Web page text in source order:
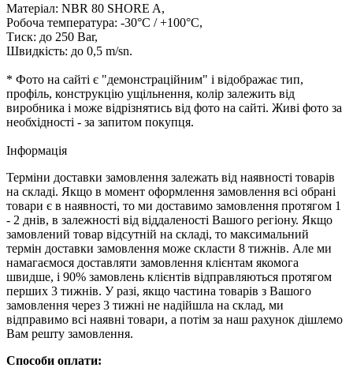
Матеріал: NBR 80 SHORE A,
Робоча температура: -30°C / +100°C,
Тиск: до 250 Bar,
Швидкість: до 0,5 m/sn.
* Фото на сайті є "демонстраційним" і відображає тип,
профіль, конструкцію ущільнення, колір залежить від
виробника і може відрізнятись від фото на сайті. Живі фото за
необхідності - за запитом покупця.
Iнформація
Терміни доставки замовлення залежать від наявності товарів
на складі. Якщо в момент оформлення замовлення всі обрані
товари є в наявності, то ми доставимо замовлення протягом 1
- 2 днів, в залежності від віддаленості Вашого регіону. Якщо
замовлений товар відсутній на складі, то максимальний
термін доставки замовлення може скласти 8 тижнів. Але ми
намагаємося доставляти замовлення клієнтам якомога
швидше, і 90% замовлень клієнтів відправляються протягом
перших 3 тижнів. У разі, якщо частина товарів з Вашого
замовлення через 3 тижні не надійшла на склад, ми
відправимо всі наявні товари, а потім за наш рахунок дішлемо
Вам решту замовлення.
Способи оплати: